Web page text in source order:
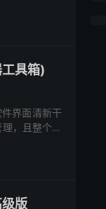
具箱)
界面清新干
，且整个操
版